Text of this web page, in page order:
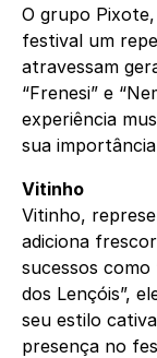
O grupo
festival um
atravessam
“Frenesi” e
experiência
sua
Vitinho
Vitinho,
adiciona
sucessos como
dos Lençóis”,
seu estilo
presença no